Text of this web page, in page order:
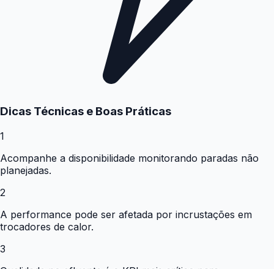
Dicas Técnicas e Boas Práticas
1
Acompanhe a disponibilidade monitorando paradas não
planejadas.
2
A performance pode ser afetada por incrustações em
trocadores de calor.
3